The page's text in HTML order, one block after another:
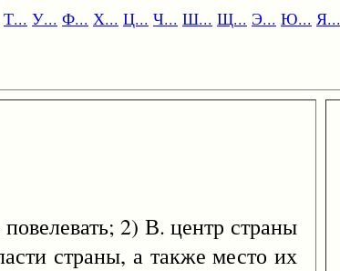
Т... У... Ф... Х... Ц... Ч... Ш... Щ... Э... Ю... Я...
2) В. центр страны
страны, а также место их